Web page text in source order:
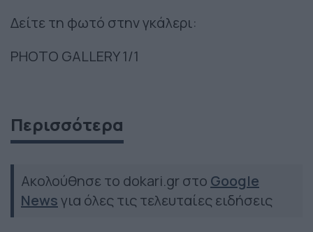
Δείτε τη φωτό στην γκάλερι:
PHOTO GALLERY1/1
Περισσότερα
Ακολούθησε το dokari.gr στο Google
Newsγια όλες τις τελευταίες ειδήσεις